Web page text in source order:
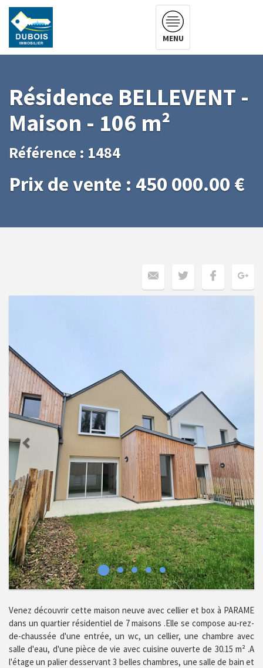
MENU
Résidence BELLEVENT -
Maison - 106 m²
Référence : 1484
Prix de vente : 450 000.00 €
Venez découvrir cette maison neuve avec cellier et box à PARAME
dans un quartier résidentiel de 7 maisons .Elle se compose au-rez-
de-chaussée d'une entrée, un wc, un cellier, une chambre avec
salle d'eau, d'une pièce de vie avec cuisine ouverte de 30.15 m² .A
l'étage un palier desservant 3 belles chambres, une salle de bain et